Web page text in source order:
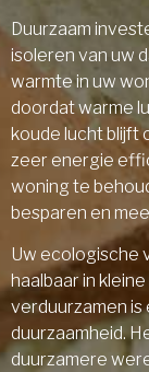
Duurzaam
isoleren van uw
warmte in uw
doordat warme
koude lucht blijft
zeer energie
woning te
besparen en
Uw ecologische
haalbaar in
verduurzamen
duurzaamheid.
duurzamere